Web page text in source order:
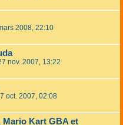
2008, 22:10
nov. 2007, 13:22
oct. 2007, 02:08
Mario Kart GBA et